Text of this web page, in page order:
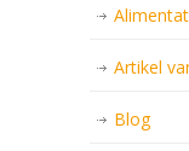
Artikel
Blog